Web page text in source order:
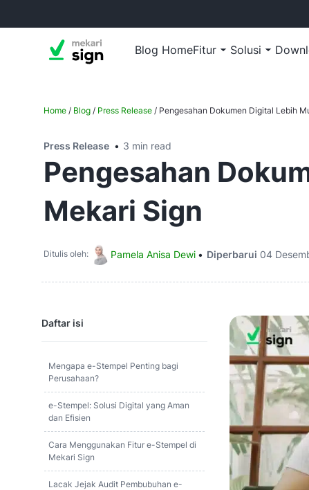
Blog HomeFitur Solusi
Home / Blog / Press Release / Pengesahan Dokumen Digital Lebih
Press Release 3 min read
Pengesahan
Mekari Sign
Ditulis oleh: Pamela Anisa Dewi Diperbarui 04
Daftar isi
Mengapa e-Stempel Penting bagi
Perusahaan?
e-Stempel: Solusi Digital yang Aman
dan Efisien
Cara Menggunakan Fitur e-Stempel di
Mekari Sign
Lacak Jejak Audit Pembubuhan e-